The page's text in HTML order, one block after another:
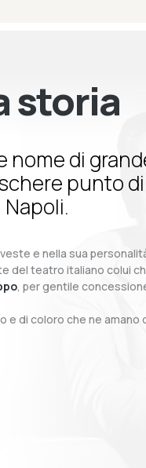
storia
nome di
punto
e nella sua
del teatro italiano colui
, per gentile
e di coloro che ne amano